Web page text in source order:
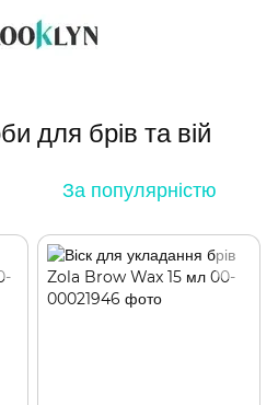
для брів та вій
За популярністю